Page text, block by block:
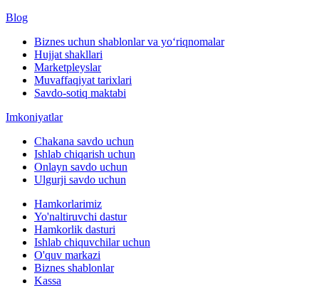
Blog
Biznes uchun shablonlar va yo‘riqnomalar
Hujjat shakllari
Marketpleyslar
Muvaffaqiyat tarixlari
Savdo-sotiq maktabi
Imkoniyatlar
Chakana savdo uchun
Ishlab chiqarish uchun
Onlayn savdo uchun
Ulgurji savdo uchun
Hamkorlarimiz
Yo'naltiruvchi dastur
Hamkorlik dasturi
Ishlab chiquvchilar uchun
O'quv markazi
Biznes shablonlar
Kassa